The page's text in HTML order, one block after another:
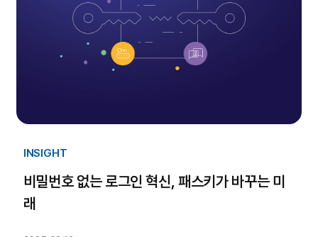
INSIGHT
비밀번호 없는 로그인 혁신, 패스키가 바꾸는 미
래